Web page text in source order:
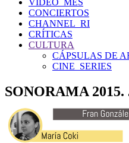
VIDEO_MES
CONCIERTOS
CHANNEL_RI
CRÍTICAS
CULTURA
CÁPSULAS DE
CINE_SERIES
SONORAMA